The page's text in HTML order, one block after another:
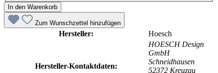
In den Warenkorb
Zum Wunschzettel hinzufügen
Hersteller: Hoesch
Hersteller-Kontaktdaten:
HOESCH Design
GmbH
Schneidhausen
52372 Kreuzau